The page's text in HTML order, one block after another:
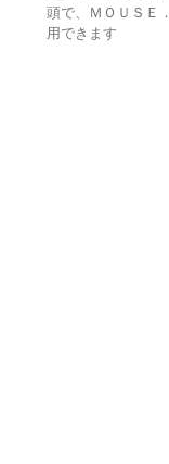
頭で、ＭＯＵＳＥ
用できます